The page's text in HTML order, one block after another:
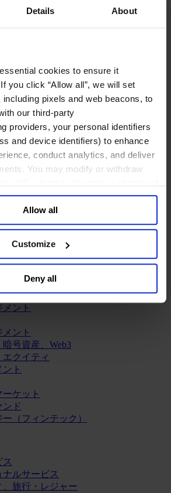
Details About
cookies to ensure it
you click “Allow all”, we will set
pixels and web beacons, to
our third-party
providers, your personal identifiers
and device identifiers) to enhance
conduct analytics, and deliver
You may modify or withdraw
advertising, by clicking “Do Not
Information” in the footer of
opt-out of each device and each
information and retention terms
use of personal information see
Allow all
Customize
Deny all
ァイナンス
ック・アフェアーズ
間開発
ーツ
ーテインメント/スポーツ
レル＆高級消費財
リティ
産業
ロジー
ント
ント
号資産、Web3
クイティ
ト
ケット
ンド
（フィンテック）
ルサービス
旅行・レジャー